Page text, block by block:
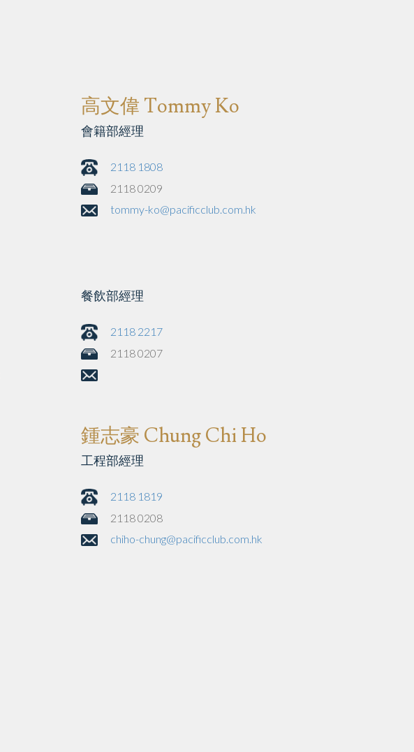
高文偉 Tommy Ko
會籍部經理
2118 1808
2118 0209
tommy-ko@pacificclub.com.hk
餐飲部經理
2118 2217
2118 0207
鍾志豪 Chung Chi Ho
工程部經理
2118 1819
2118 0208
chiho-chung@pacificclub.com.hk